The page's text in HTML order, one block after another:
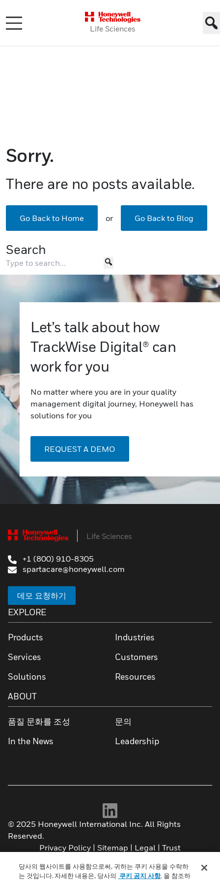
Life Sciences
Sorry.
There are no posts available.
Go Back to Home or Go Back to Blog
Search
Let’s talk about how
TrackWise Digital® can
work for you
No matter where you are in your quality
management digital journey, Honeywell has
solutions for you
REQUEST A DEMO
Life Sciences
+1 (800) 910-8305
spartacare@honeywell.com
데모 요청하기
EXPLORE
Products
Industries
Services
Customers
Solutions
Resources
ABOUT
품질 문화를 조성
문의
In the News
Leadership
© 2025 Honeywell International Inc. All Rights
Reserved.
Privacy Policy | Sitemap | Legal | Trust
Your Privacy Choices
당사의 웹사이트를 사용함으로써, 귀하는 쿠키 사용을 수락하
는 것입니다. 자세한 내용은, 당사의 쿠키 공지 사항. 을 참조하